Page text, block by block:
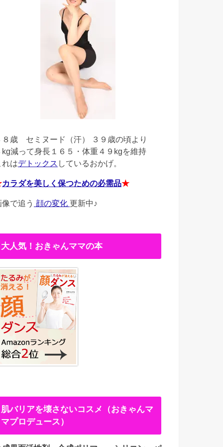
８歳 セミヌード（汗） ３９歳の頃より
kg減って身長１６５・体重４９kgを維持
れはデトックス しているおかげ。
カラダを美しく保つための必需品★
像で追う 顔の変化 更新中♪
大人気！おきゃんママの本
肌バリアを壊さないコスメ（おきゃんマ
マプロデュース）